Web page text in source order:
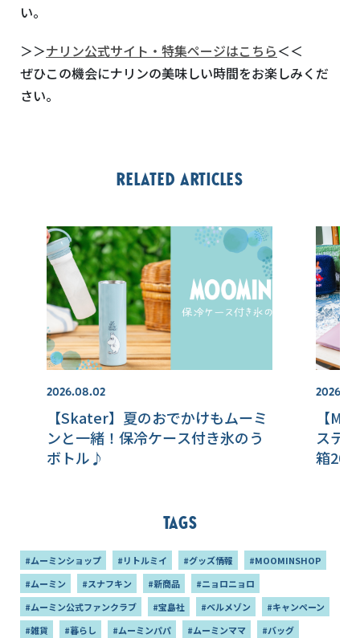
い。
＞＞ナリン公式サイト・特集ページはこちら＜＜
ぜひこの機会にナリンの美味しい時間をお楽しみくだ
さい。
Related articles
2026.08.02
【Skater】夏のおでかけもムーミ
ンと一緒！保冷ケース付き氷のう
ボトル♪
【
ステ
箱
Tags
#ムーミンショップ #リトルミイ #グッズ情報
#MOOMINSHOP
#ムーミン
#スナフキン #新商品
#ニョロニョロ
#ムーミン公式ファンクラブ
#宝島社 #ベルメゾン
#キャンペーン
#雑貨
#暮らし #ムーミンパパ #ムーミンママ
#バッグ